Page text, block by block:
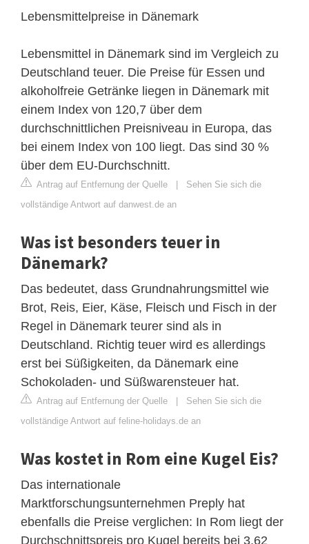
Lebensmittelpreise in Dänemark
Lebensmittel in Dänemark sind im Vergleich zu
Deutschland teuer. Die Preise für Essen und
alkoholfreie Getränke liegen in Dänemark mit
einem Index von 120,7 über dem
durchschnittlichen Preisniveau in Europa, das
bei einem Index von 100 liegt. Das sind 30 %
über dem EU-Durchschnitt.
Antrag auf Entfernung der Quelle | Sehen Sie sich die
vollständige Antwort auf danwest.de an
Was ist besonders teuer in
Dänemark?
Das bedeutet, dass Grundnahrungsmittel wie
Brot, Reis, Eier, Käse, Fleisch und Fisch in der
Regel in Dänemark teurer sind als in
Deutschland. Richtig teuer wird es allerdings
erst bei Süßigkeiten, da Dänemark eine
Schokoladen- und Süßwarensteuer hat.
Antrag auf Entfernung der Quelle | Sehen Sie sich die
vollständige Antwort auf feline-holidays.de an
Was kostet in Rom eine Kugel Eis?
Das internationale
Marktforschungsunternehmen Preply hat
ebenfalls die Preise verglichen: In Rom liegt der
Durchschnittspreis pro Kugel bereits bei 3,62